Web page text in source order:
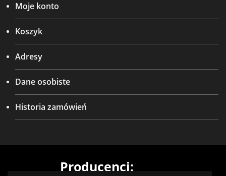
Moje konto
Koszyk
Adresy
Dane osobiste
Historia zamówień
Producenci: